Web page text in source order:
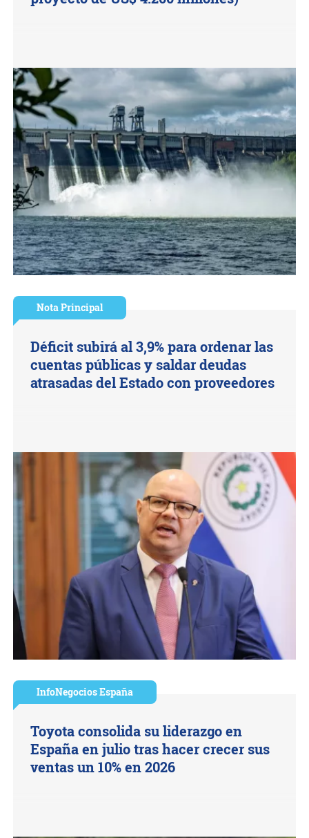
Nota Principal
Déficit subirá al 3,9% para ordenar las
cuentas públicas y saldar deudas
atrasadas del Estado con proveedores
InfoNegocios España
Toyota consolida su liderazgo en
España en julio tras hacer crecer sus
ventas un 10% en 2026